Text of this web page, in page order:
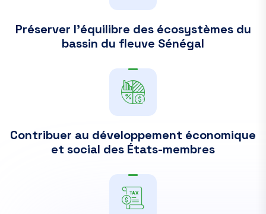
Préserver l’équilibre des écosystèmes du
bassin du fleuve Sénégal
Contribuer au développement économique
et social des États-membres